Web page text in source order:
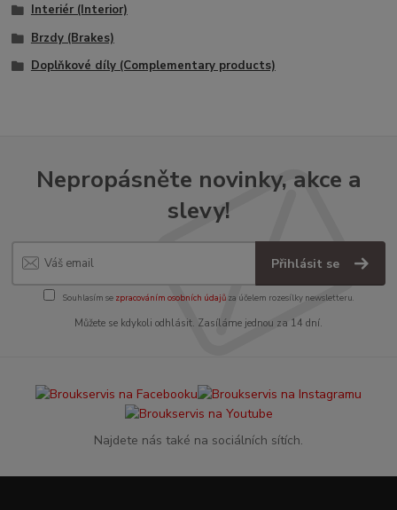
Interiér (Interior)
Brzdy (Brakes)
Doplňkové díly (Complementary products)
Nepropásněte novinky, akce a
slevy!
Přihlásit se
Souhlasím se zpracováním osobních údajůza účelem rozesílky newsletteru.
Můžete se kdykoli odhlásit. Zasíláme jednou za 14 dní.
Najdete nás také na sociálních sítích.